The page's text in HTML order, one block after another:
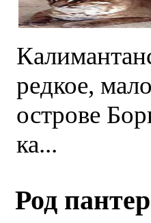
редкое,
острове
ка...
Род